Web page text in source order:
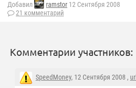
Добавил ramstor 12 Сентября 2008
21 комментарий
Комментарии участников:
SpeedMoney, 12 Сентября 2008 , url